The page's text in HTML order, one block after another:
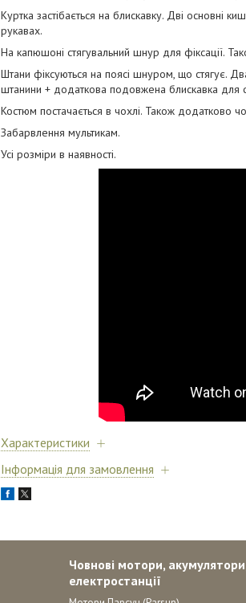
Куртка застібається на блискавку. Дві основні
рукавах.
На капюшоні стягувальний шнур для фіксації.
Штани фіксуються на поясі шнуром, що стягує.
штанини + додаткова подовжена блискавка для
Костюм постачається в чохлі. Також додатково
Забарвлення мультикам.
Усі розміри в наявності.
Характеристики
Інформація для замовлення
Човнові мотори,
електростанції